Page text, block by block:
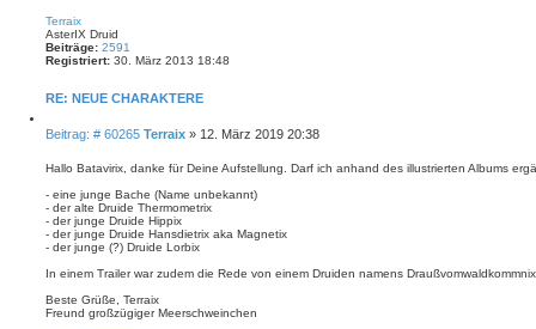
a
c
h
o
b
n
Terraix
AsterIX Druid
Beiträge: 2591
Registriert: 30. März 2013 18:48
RE: NEUE CHARAKTERE
e
e
n
Beitrag: # 60265B
i
r
a
g
Terraix » 12. März 2019 20:38
Hallo Batavirix, danke für Deine Aufstellung. Darf ich anhand des illustrierten Albums
- eine junge Bache (Name unbekannt)
- der alte Druide Thermometrix
- der junge Druide Hippix
- der junge Druide Hansdietrix aka Magnetix
- der junge (?) Druide Lorbix
In einem Trailer war zudem die Rede von einem Druiden namens
Beste Grüße, Terraix
Freund großzügiger Meerschweinchen